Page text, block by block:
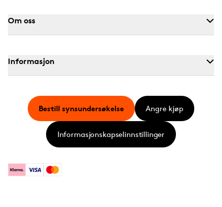
Om oss
Informasjon
KlarnaVisa Mastercard
Bestill synsundersøkelse Angre kjøp
Informasjonskapselinnstillinger